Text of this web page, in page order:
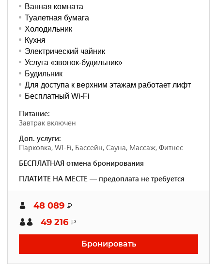
Ванная комната
Туалетная бумага
Холодильник
Кухня
Электрический чайник
Услуга «звонок-будильник»
Будильник
Для доступа к верхним этажам работает лифт
Бесплатный Wi-Fi
Питание:
Завтрак включен
Доп. услуги:
Парковка, WI-Fi, Бассейн, Сауна, Массаж, Фитнес
БЕСПЛАТНАЯ отмена бронирования
ПЛАТИТЕ НА МЕСТЕ — предоплата не требуется
48 089 ₽
49 216 ₽
Бронировать